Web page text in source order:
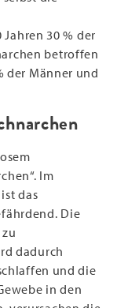
30 % der
betroffen
der Männer und
Im
das
Die
dadurch
und die
in den